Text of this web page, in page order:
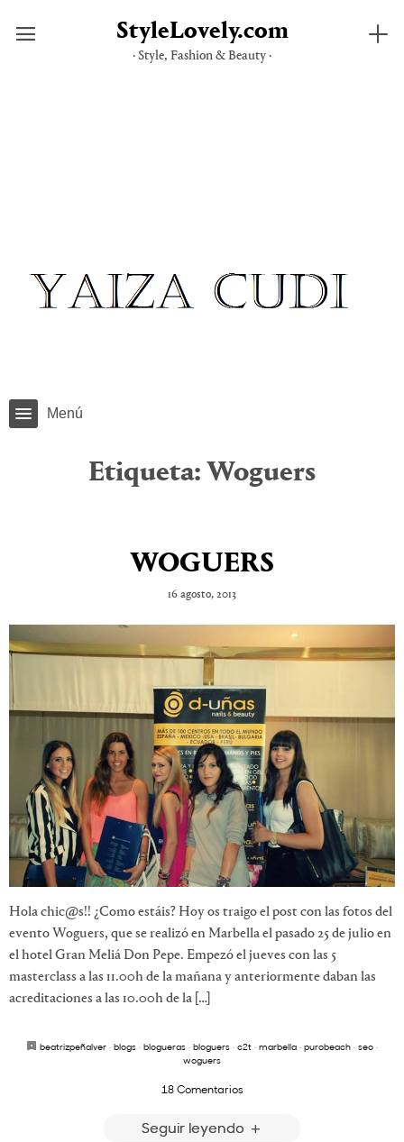
StyleLovely.com
· Style, Fashion & Beauty ·
Menú
Etiqueta: Woguers
WOGUERS
16 agosto, 2013
Hola chic@s!! ¿Como estáis? Hoy os traigo el post con las fotos del
evento Woguers, que se realizó en Marbella el pasado 25 de julio en
el hotel Gran Meliá Don Pepe. Empezó el jueves con las 5
masterclass a las 11.00h de la mañana y anteriormente daban las
acreditaciones a las 10.00h de la […]
beatrizpeñalver · blogs · blogueras · bloguers · c2t · marbella · purobeach · seo ·
woguers
18 Comentarios
Seguir leyendo